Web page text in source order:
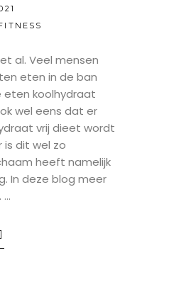
al. Veel mensen
eten in de ban
eten koolhydraat
wel eens dat er
vrij dieet wordt
dit wel zo
heeft namelijk
In deze blog meer